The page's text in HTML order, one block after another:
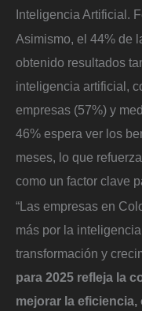
Inteligencia Artificial.
Asimismo, el 44% de
obtenido resultados
inteligencia artificial,
empresas (57%) y
46% espera ver los
meses, lo que
como un factor clave
“Las empresas en
más por la
transformación y
para 2025 refleja la
mejorar la